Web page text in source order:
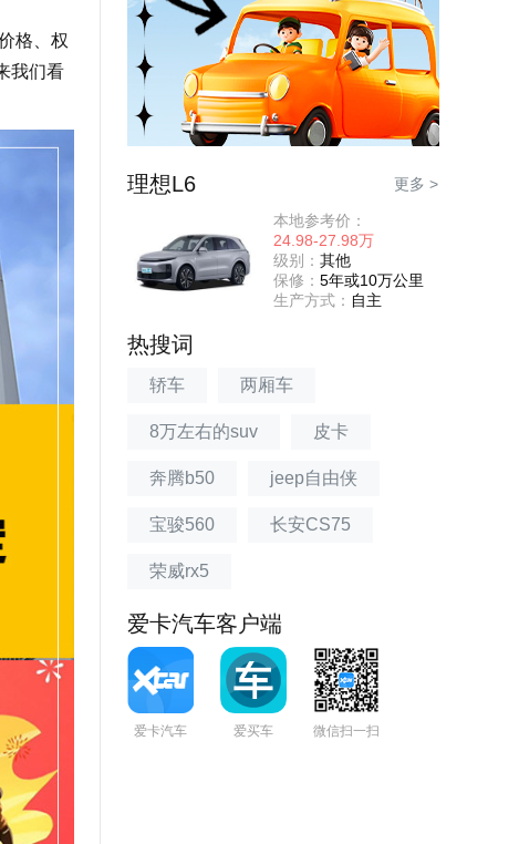
格、权
我们看
理想L6 更多 >
本地参考价：
24.98-27.98万
级别： 其他
保修： 5年或10万公里
生产方式： 自主
热搜词
轿车 两厢车
8万左右的suv 皮卡
奔腾b50 jeep自由侠
宝骏560 长安CS75
荣威rx5
爱卡汽车客户端
爱卡汽车 爱买车 微信扫一扫